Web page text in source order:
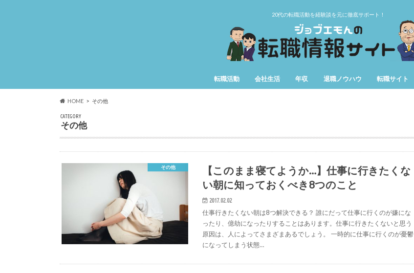
20代の転職活動を経験談を元に徹底サポート！
転職活動 会社生活 年収 退職ノウハウ 転職サイト
HOME その他
CATEGORY
その他
その他
【このまま寝てようか…】仕事に行きたくな
い朝に知っておくべき8つのこと
2017.02.02
仕事行きたくない朝は8つ解決できる？ 誰にだって仕事に行くのが嫌にな
ったり、億劫になったりすることはあります。仕事に行きたくないと思う
原因は、人によってさまざまあるでしょう。 一時的に仕事に行くのが憂鬱
になってしまう状態…